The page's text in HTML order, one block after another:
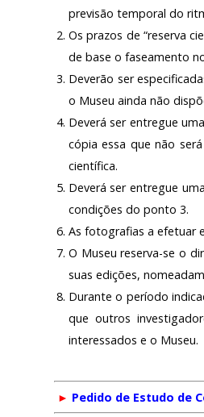
previsão temporal do
Os prazos de “reserva
de base o faseamento
Deverão ser
o Museu ainda não
Deverá ser entregue
cópia essa que não
científica.
Deverá ser entregue
condições do ponto 3.
As fotografias a efetuar
O Museu reserva-se o
suas edições,
Durante o período
que outros
interessados e o Museu.
► Pedido de Estudo de